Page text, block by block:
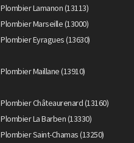
Plombier Lamanon (13113)
Plombier Marseille (13000)
Plombier Eyragues (13630)
Plombier Maillane (13910)
Plombier Châteaurenard (13160)
Plombier La Barben (13330)
Plombier Saint-Chamas (13250)